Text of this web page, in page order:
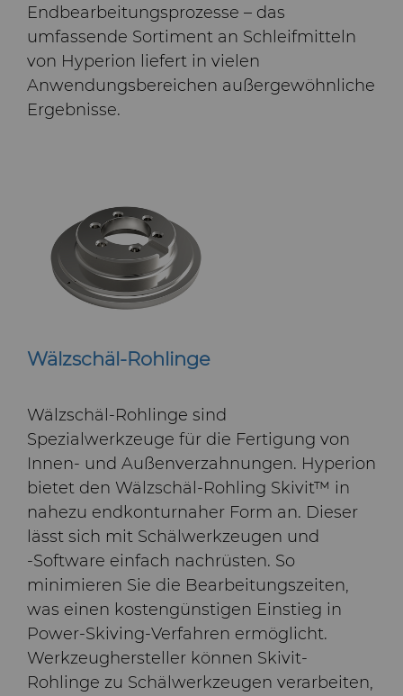
Endbearbeitungsprozesse – das
umfassende Sortiment an Schleifmitteln
von Hyperion liefert in vielen
Anwendungsbereichen außergewöhnliche
Ergebnisse.
Wälzschäl-Rohlinge
Wälzschäl-Rohlinge sind
Spezialwerkzeuge für die Fertigung von
Innen- und Außenverzahnungen. Hyperion
bietet den Wälzschäl-Rohling Skivit™ in
nahezu endkonturnaher Form an. Dieser
lässt sich mit Schälwerkzeugen und
‑Software einfach nachrüsten. So
minimieren Sie die Bearbeitungszeiten,
was einen kostengünstigen Einstieg in
Power-Skiving-Verfahren ermöglicht.
Werkzeughersteller können Skivit-
Rohlinge zu Schälwerkzeugen verarbeiten,